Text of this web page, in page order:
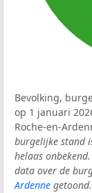
Bevolking,
op 1 januari
Roche-en-
burgelijke stand
helaas
data over de
Ardenne getoond.